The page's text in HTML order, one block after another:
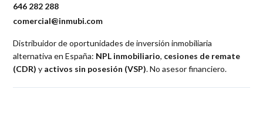
646 282 288
comercial@inmubi.com
Distribuidor de oportunidades de inversión inmobiliaria
alternativa en España: NPL inmobiliario, cesiones de remate
(CDR) y activos sin posesión (VSP). No asesor financiero.